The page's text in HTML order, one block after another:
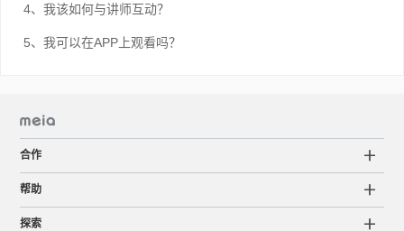
4、我该如何与讲师互动？
5、我可以在APP上观看吗？
合作
帮助
探索